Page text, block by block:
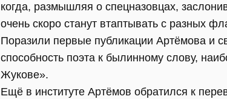
когда, размышляя о спецназовцах,
очень скоро станут втаптывать с разных
Поразили первые публикации Артёмова и
способность поэта к былинному слову,
Жукове».
Ещё в институте Артёмов обратился к